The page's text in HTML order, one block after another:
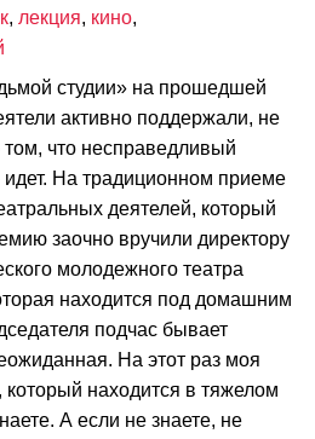
, лекция, кино,
студии» на прошедшей
активно поддержали, не
что несправедливый
На традиционном приеме
деятелей, который
заочно вручили директору
молодежного театра
находится под домашним
подчас бывает
На этот раз моя
который находится в тяжелом
А если не знаете, не